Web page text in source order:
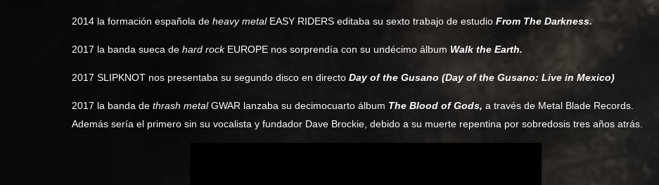
2014 la formación española de heavy metalEASY RIDERS editaba su sexto trabajo de estudio From The Darkness.
2017 la banda sueca de hard rockEUROPE nos sorprendía con su undécimo álbum Walk the Earth.
2017 SLIPKNOT nos presentaba su segundo disco en directo Day of the Gusano (Day of the Gusano: Live in Mexico)
2017 la banda de thrash metalGWAR lanzaba su decimocuarto álbum The Blood of Gods, a través de Metal Blade Records.
Además sería el primero sin su vocalista y fundador Dave Brockie, debido a su muerte repentina por sobredosis tres años atrás.